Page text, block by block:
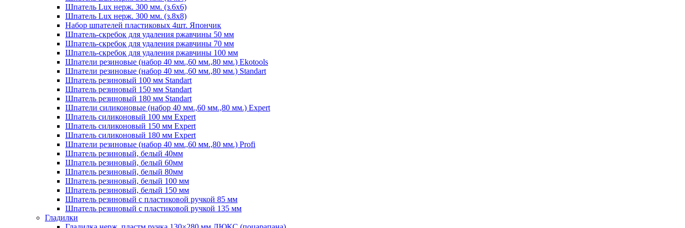
Шпатель Lux нерж. 300 мм. (з.6х6)
Шпатель Lux нерж. 300 мм. (з.8х8)
Набор шпателей пластиковых 4шт. Япончик
Шпатель-скребок для удаления ржавчины 50 мм
Шпатель-скребок для удаления ржавчины 70 мм
Шпатель-скребок для удаления ржавчины 100 мм
Шпатели резиновые (набор 40 мм.,60 мм.,80 мм.) Ekotools
Шпатели резиновые (набор 40 мм.,60 мм.,80 мм.) Standart
Шпатель резиновый 100 мм Standart
Шпатель резиновый 150 мм Standart
Шпатель резиновый 180 мм Standart
Шпатели силиконовые (набор 40 мм.,60 мм.,80 мм.) Expert
Шпатель силиконовый 100 мм Expert
Шпатель силиконовый 150 мм Expert
Шпатель силиконовый 180 мм Expert
Шпатели резиновые (набор 40 мм.,60 мм.,80 мм.) Profi
Шпатель резиновый, белый 40мм
Шпатель резиновый, белый 60мм
Шпатель резиновый, белый 80мм
Шпатель резиновый, белый 100 мм
Шпатель резиновый, белый 150 мм
Шпатель резиновый с пластиковой ручкой 85 мм
Шпатель резиновый с пластиковой ручкой 135 мм
Гладилки